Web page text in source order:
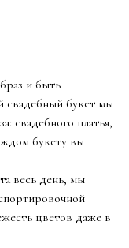
и быть
свадебный букет мы
свадебного платья,
букету вы
весь день, мы
цветов даже в